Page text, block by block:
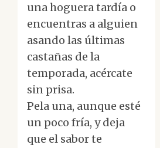
una hoguera tardía o
encuentras a alguien
asando las últimas
castañas de la
temporada, acércate
sin prisa.
Pela una, aunque esté
un poco fría, y deja
que el sabor te